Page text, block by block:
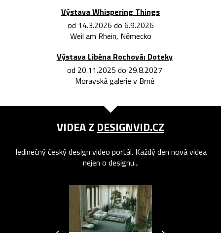
Výstava Whispering Things
od 14.3.2026 do 6.9.2026
Weil am Rhein, Německo
Výstava Liběna Rochová: Doteky
od 20.11.2025 do 29.8.2027
Moravská galerie v Brně
VIDEA Z DESIGNVID.CZ
Jedinečný český design video portál. Každý den nová videa
nejen o designu...